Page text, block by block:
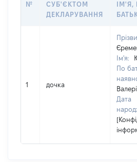
№
СУБ'ЄКТОМ
ДЕКЛАРУВАННЯ
ІМ'Я,
1 дочка
Ім'я:
По
Дата